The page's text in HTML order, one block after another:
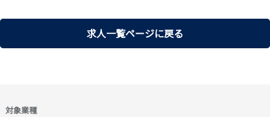
求人一覧ページに戻る
対象業種